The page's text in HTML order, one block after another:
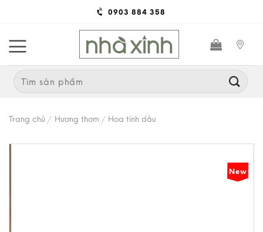
content
0903 884 358
Search
for:
Trang chủ / Hương thơm / Hoa tinh dầu
New